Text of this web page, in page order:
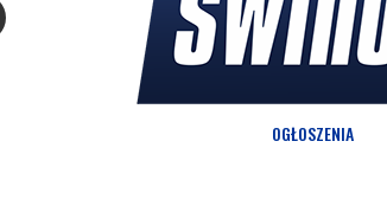
OGŁOSZENIA